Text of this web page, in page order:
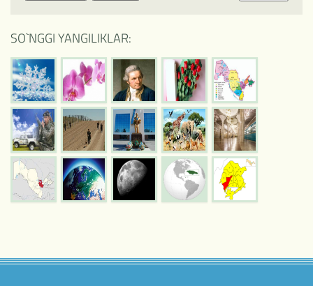
SO`NGGI YANGILIKLAR: